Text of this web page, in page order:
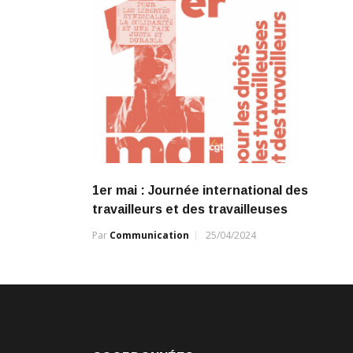
1er mai : Journée international des
travailleurs et des travailleuses
Par Communication 25/04/2024